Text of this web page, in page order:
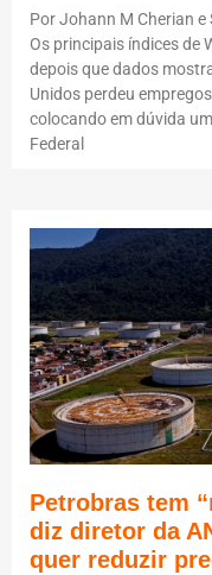
Por Johann M Cherian
Os principais índices de
depois que dados
Unidos perdeu
colocando em dúvida
Federal
Petrobras tem
diz diretor da
quer reduzir